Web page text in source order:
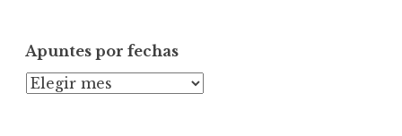
Apuntes por fechas
A